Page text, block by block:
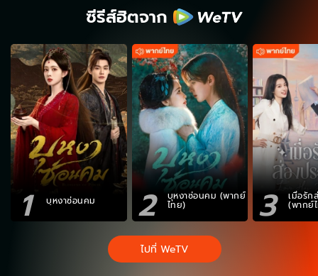
ซีรีส์ฮิตจาก
1 บุหงาซ่อนคม 2 บุหงาซ่อนคม (พากย์
ไทย) 3 เมื่อรัก
(พากย์
ไปที่ WeTV